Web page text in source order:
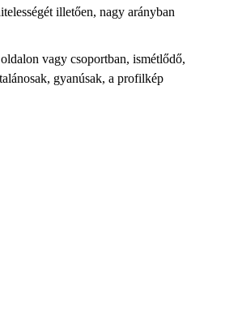
illetően, nagy arányban
vagy csoportban, ismétlődő,
gyanúsak, a profilkép